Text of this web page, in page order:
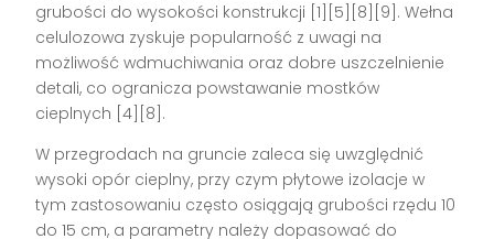
grubości do wysokości konstrukcji [1][5][8][9]. Wełna
celulozowa zyskuje popularność z uwagi na
możliwość wdmuchiwania oraz dobre uszczelnienie
detali, co ogranicza powstawanie mostków
cieplnych [4][8].
W przegrodach na gruncie zaleca się uwzględnić
wysoki opór cieplny, przy czym płytowe izolacje w
tym zastosowaniu często osiągają grubości rzędu 10
do 15 cm, a parametry należy dopasować do